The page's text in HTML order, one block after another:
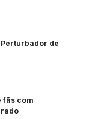
de
fãs com